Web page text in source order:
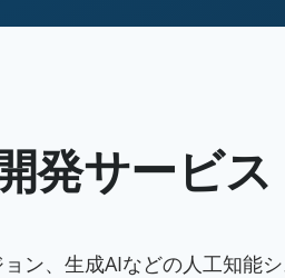
発サービス
ン、生成AIなどの人工知能